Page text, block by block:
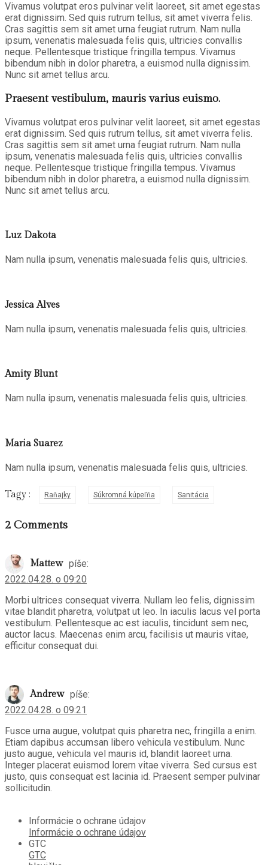
Vivamus volutpat eros pulvinar velit laoreet, sit amet egestas
erat dignissim. Sed quis rutrum tellus, sit amet viverra felis.
Cras sagittis sem sit amet urna feugiat rutrum. Nam nulla
ipsum, venenatis malesuada felis quis, ultricies convallis
neque. Pellentesque tristique fringilla tempus. Vivamus
bibendum nibh in dolor pharetra, a euismod nulla dignissim.
Nunc sit amet tellus arcu.
Praesent vestibulum, mauris varius euismo.
Vivamus volutpat eros pulvinar velit laoreet, sit amet egestas
erat dignissim. Sed quis rutrum tellus, sit amet viverra felis.
Cras sagittis sem sit amet urna feugiat rutrum. Nam nulla
ipsum, venenatis malesuada felis quis, ultricies convallis
neque. Pellentesque tristique fringilla tempus. Vivamus
bibendum nibh in dolor pharetra, a euismod nulla dignissim.
Nunc sit amet tellus arcu.
Luz Dakota
Nam nulla ipsum, venenatis malesuada felis quis, ultricies.
Jessica Alves
Nam nulla ipsum, venenatis malesuada felis quis, ultricies.
Amity Blunt
Nam nulla ipsum, venenatis malesuada felis quis, ultricies.
Maria Suarez
Nam nulla ipsum, venenatis malesuada felis quis, ultricies.
Tagy : Raňajky Súkromná kúpeľňa Sanitácia
2 Comments
Mattew píše:
2022.04.28. o 09:20
Morbi ultrices consequat viverra. Nullam leo felis, dignissim
vitae blandit pharetra, volutpat ut leo. In iaculis lacus vel porta
vestibulum. Pellentesque ac est iaculis, tincidunt sem nec,
auctor lacus. Maecenas enim arcu, facilisis ut mauris vitae,
efficitur consequat dui.
Andrew píše:
2022.04.28. o 09:21
Fusce urna augue, volutpat quis pharetra nec, fringilla a enim.
Etiam dapibus accumsan libero vehicula vestibulum. Nunc
justo augue, vehicula vel mauris id, blandit laoreet urna.
Integer placerat euismod lorem vitae viverra. Sed cursus est
justo, quis consequat est lacinia id. Praesent semper pulvinar
sollicitudin.
Informácie o ochrane údajov
Informácie o ochrane údajov
GTC
GTC